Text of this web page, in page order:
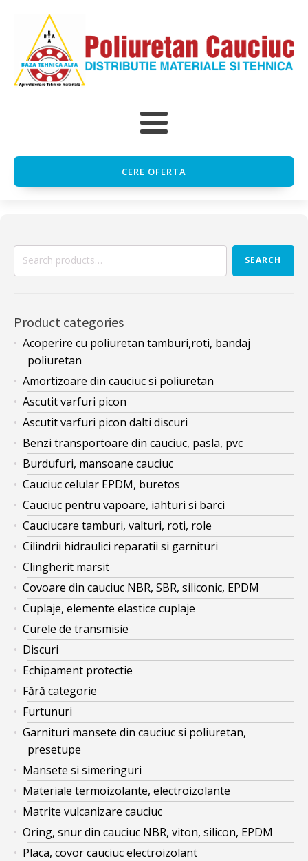
CERE OFERTA
Search
SEARCH
Product categories
Acoperire cu poliuretan tamburi,roti, bandaj
poliuretan
Amortizoare din cauciuc si poliuretan
Ascutit varfuri picon
Ascutit varfuri picon dalti discuri
Benzi transportoare din cauciuc, pasla, pvc
Burdufuri, mansoane cauciuc
Cauciuc celular EPDM, buretos
Cauciuc pentru vapoare, iahturi si barci
Cauciucare tamburi, valturi, roti, role
Cilindrii hidraulici reparatii si garnituri
Clingherit marsit
Covoare din cauciuc NBR, SBR, siliconic, EPDM
Cuplaje, elemente elastice cuplaje
Curele de transmisie
Discuri
Echipament protectie
Fără categorie
Furtunuri
Garnituri mansete din cauciuc si poliuretan,
presetupe
Mansete si simeringuri
Materiale termoizolante, electroizolante
Matrite vulcanizare cauciuc
Oring, snur din cauciuc NBR, viton, silicon, EPDM
Placa, covor cauciuc electroizolant